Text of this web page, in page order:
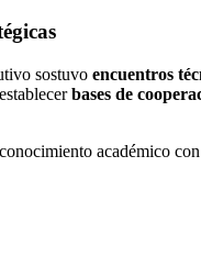
sostuvo encuentros
bases de
académico